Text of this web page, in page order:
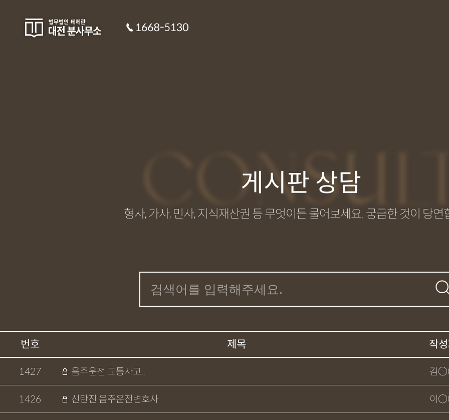
게시판 상담
형사, 가사, 민사, 지식재산권 등 무엇이든 물어보세요. 궁금한 것이 당연
번호 제목 작
1427 음주운전 교통사고.. 김
1426 신탄진 음주운전변호사 이